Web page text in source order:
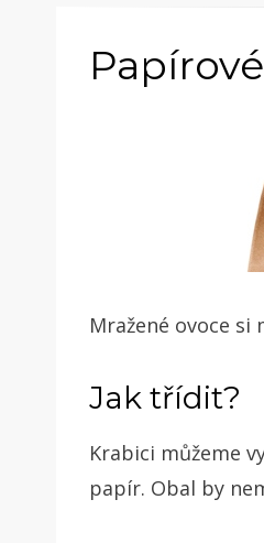
Mražené ovoce
Jak třídit?
Krabici můžeme
papír. Obal by